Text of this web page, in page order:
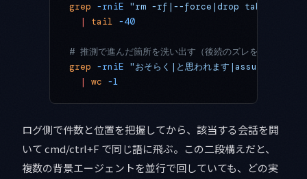
grep -rniE "rm -rf|--force|drop table|git
  |
tail -40
# 推測で進んだ箇所を洗い出す（後続のズレを疑う起点）
grep -rniE "おそらく|と思われます
  |
wc -l
ログ側で件数と位置を把握してから、該当する会話を開
いて cmd/ctrl+F で同じ語に飛ぶ。この二段構えだと、
複数の背景エージェントを並行で回していても、どの実